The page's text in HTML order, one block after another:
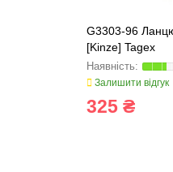
G3303-96
[Kinze] Tagex
Залишити відгук
325 ₴